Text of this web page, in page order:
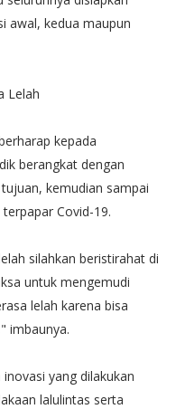
awal, kedua maupun
Lelah
kepada
berangkat dengan
kemudian sampai
Covid-19.
silahkan beristirahat di
untuk mengemudi
lelah karena bisa
imbaunya.
yang dilakukan
lalulintas serta